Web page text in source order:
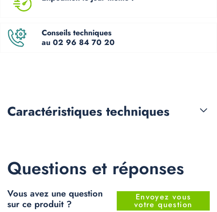
Conseils techniques
au 02 96 84 70 20
Caractéristiques techniques
Questions et réponses
Vous avez une question
sur ce produit ?
Envoyez vous
votre question